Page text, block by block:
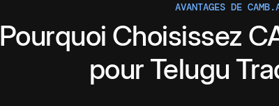
AVANTAGES DE
Pourquoi Choisissez
pour Telugu